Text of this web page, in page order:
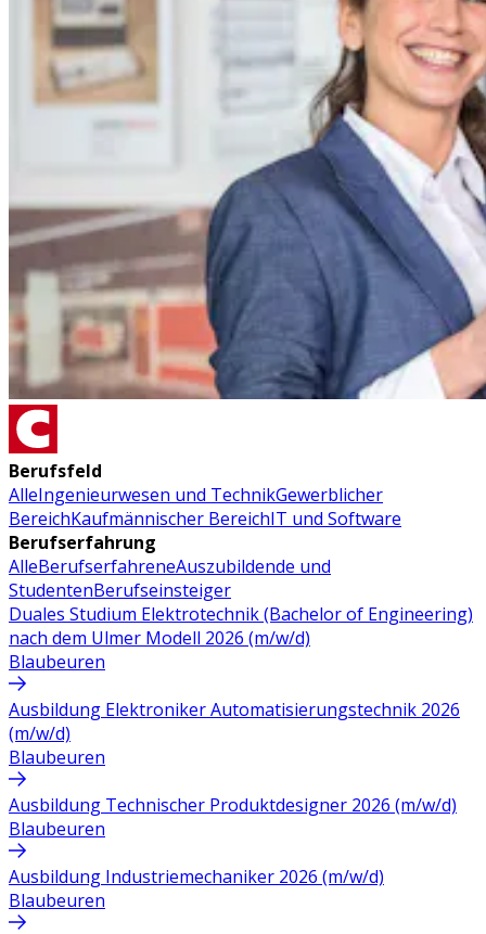
Berufsfeld
AlleIngenieurwesen und TechnikGewerblicher
BereichKaufmännischer BereichIT und Software
Berufserfahrung
AlleBerufserfahreneAuszubildende und
StudentenBerufseinsteiger
Duales Studium Elektrotechnik (Bachelor of Engineering)
nach dem Ulmer Modell 2026 (m/w/d)
Blaubeuren
Ausbildung Elektroniker Automatisierungstechnik 2026
(m/w/d)
Blaubeuren
Ausbildung Technischer Produktdesigner 2026 (m/w/d)
Blaubeuren
Ausbildung Industriemechaniker 2026 (m/w/d)
Blaubeuren